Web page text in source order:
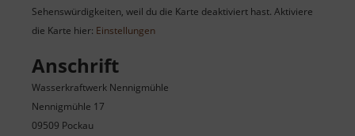
Sehenswürdigkeiten, weil du die Karte deaktiviert hast. Aktiviere
die Karte hier: Einstellungen
Anschrift
Wasserkraftwerk Nennigmühle
Nennigmühle 17
09509 Pockau